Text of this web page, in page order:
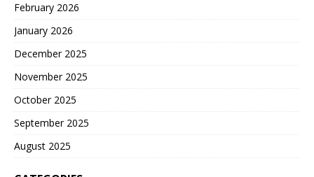
February 2026
January 2026
December 2025
November 2025
October 2025
September 2025
August 2025